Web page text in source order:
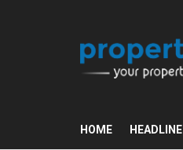
HOME HEADLINE